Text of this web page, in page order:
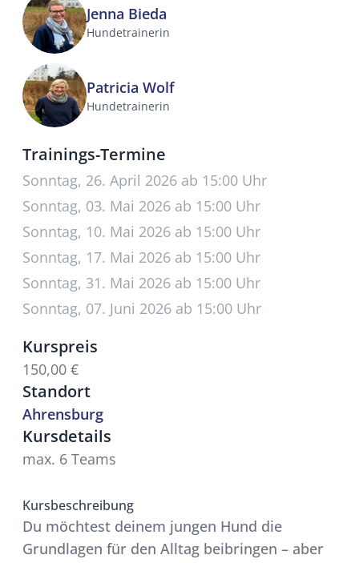
Jenna Bieda
Hundetrainerin
Patricia Wolf
Hundetrainerin
Trainings-Termine
Sonntag, 26. April 2026 ab 15:00 Uhr
Sonntag, 03. Mai 2026 ab 15:00 Uhr
Sonntag, 10. Mai 2026 ab 15:00 Uhr
Sonntag, 17. Mai 2026 ab 15:00 Uhr
Sonntag, 31. Mai 2026 ab 15:00 Uhr
Sonntag, 07. Juni 2026 ab 15:00 Uhr
Kurspreis
150,00 €
Standort
Ahrensburg
Kursdetails
max. 6 Teams
Kursbeschreibung
Du möchtest deinem jungen Hund die
Grundlagen für den Alltag beibringen – aber